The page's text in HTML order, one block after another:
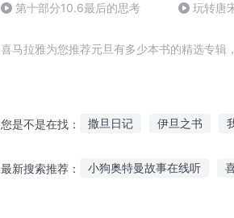
第十部分10.6最后的思考
玩转唐
喜马拉雅为您推荐元旦有多少本书的精选专辑
您是不是在找： 撒旦日记 伊旦之书
最新搜索推荐： 小狗奥特曼故事在线听